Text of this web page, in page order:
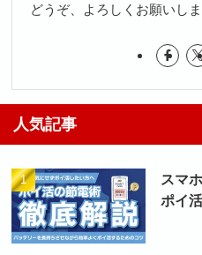
どうぞ、よろしくお願いしま
人気記事
スマ
ポイ